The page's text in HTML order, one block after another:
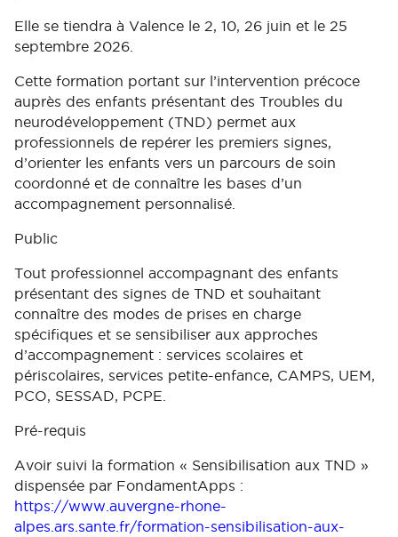
Elle se tiendra à Valence le 2, 10, 26 juin et le 25
septembre 2026.
Cette formation portant sur l’intervention précoce
auprès des enfants présentant des Troubles du
neurodéveloppement (TND) permet aux
professionnels de repérer les premiers signes,
d’orienter les enfants vers un parcours de soin
coordonné et de connaître les bases d’un
accompagnement personnalisé.
Public
Tout professionnel accompagnant des enfants
présentant des signes de TND et souhaitant
connaître des modes de prises en charge
spécifiques et se sensibiliser aux approches
d’accompagnement : services scolaires et
périscolaires, services petite-enfance, CAMPS, UEM,
PCO, SESSAD, PCPE.
Pré-requis
Avoir suivi la formation « Sensibilisation aux TND »
dispensée par FondamentApps :
https://www.auvergne-rhone-
alpes.ars.sante.fr/formation-sensibilisation-aux-